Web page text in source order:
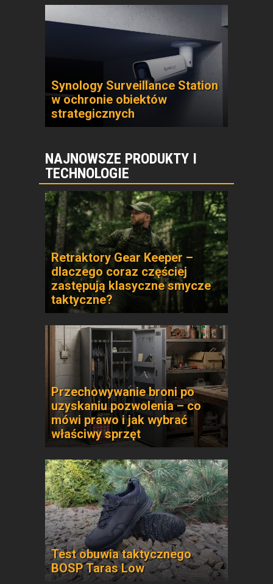
Synology Surveillance Station
w ochronie obiektów
strategicznych
NAJNOWSZE PRODUKTY I
TECHNOLOGIE
Retraktory Gear Keeper –
dlaczego coraz częściej
zastępują klasyczne smycze
taktyczne?
Przechowywanie broni po
uzyskaniu pozwolenia – co
mówi prawo i jak wybrać
właściwy sprzęt
Test obuwia taktycznego
BOSP Taras Low